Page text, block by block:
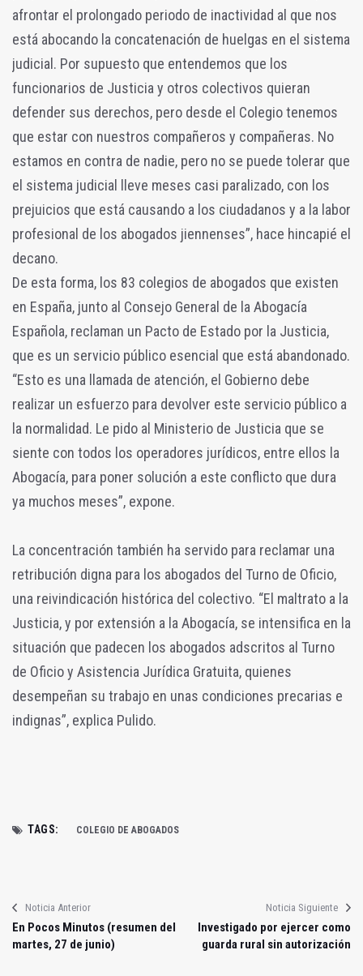
afrontar el prolongado periodo de inactividad al que nos
está abocando la concatenación de huelgas en el sistema
judicial. Por supuesto que entendemos que los
funcionarios de Justicia y otros colectivos quieran
defender sus derechos, pero desde el Colegio tenemos
que estar con nuestros compañeros y compañeras. No
estamos en contra de nadie, pero no se puede tolerar que
el sistema judicial lleve meses casi paralizado, con los
prejuicios que está causando a los ciudadanos y a la labor
profesional de los abogados jiennenses”, hace hincapié el
decano.
De esta forma, los 83 colegios de abogados que existen
en España, junto al Consejo General de la Abogacía
Española, reclaman un Pacto de Estado por la Justicia,
que es un servicio público esencial que está abandonado.
“Esto es una llamada de atención, el Gobierno debe
realizar un esfuerzo para devolver este servicio público a
la normalidad. Le pido al Ministerio de Justicia que se
siente con todos los operadores jurídicos, entre ellos la
Abogacía, para poner solución a este conflicto que dura
ya muchos meses”, expone.
La concentración también ha servido para reclamar una
retribución digna para los abogados del Turno de Oficio,
una reivindicación histórica del colectivo. “El maltrato a la
Justicia, y por extensión a la Abogacía, se intensifica en la
situación que padecen los abogados adscritos al Turno
de Oficio y Asistencia Jurídica Gratuita, quienes
desempeñan su trabajo en unas condiciones precarias e
indignas”, explica Pulido.
TAGS: COLEGIO DE ABOGADOS
Noticia Anterior
En Pocos Minutos (resumen del
martes, 27 de junio)
Noticia Siguiente
Investigado por ejercer como
guarda rural sin autorización